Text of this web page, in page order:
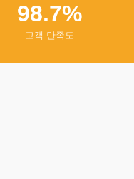
98.7%
고객 만족도